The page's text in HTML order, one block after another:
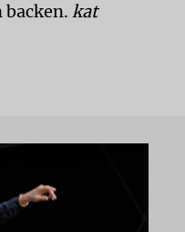
backen. kat